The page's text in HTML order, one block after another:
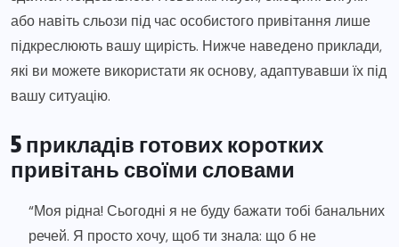
або навіть сльози під час особистого привітання лише
підкреслюють вашу щирість. Нижче наведено приклади,
які ви можете використати як основу, адаптувавши їх під
вашу ситуацію.
5 прикладів готових коротких
привітань своїми словами
“Моя рідна! Сьогодні я не буду бажати тобі банальних
речей. Я просто хочу, щоб ти знала: що б не